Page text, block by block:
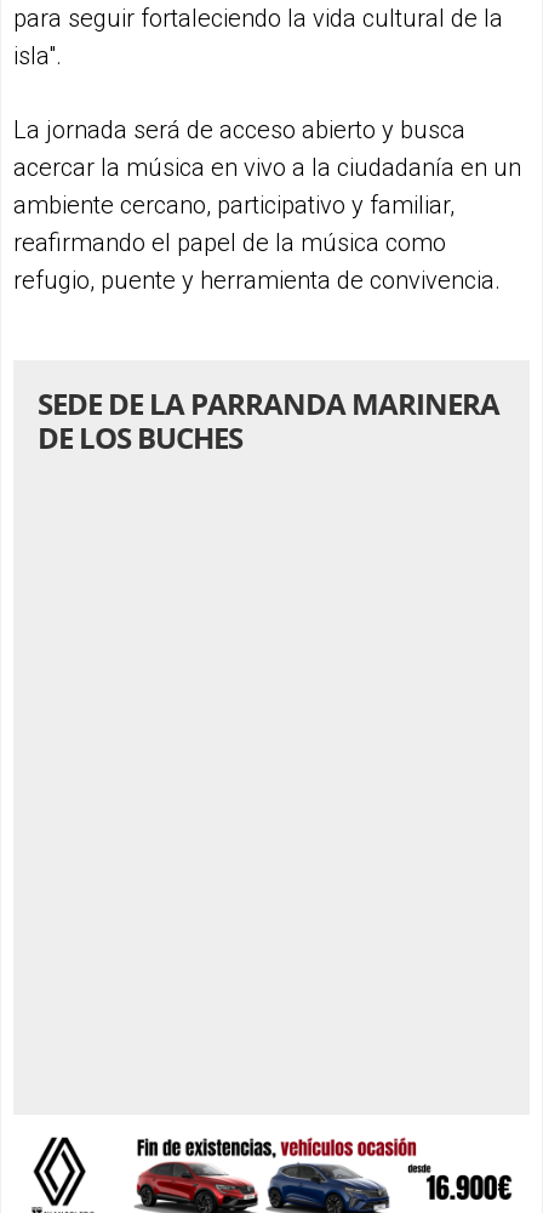
para seguir fortaleciendo la vida cultural de la
isla".
La jornada será de acceso abierto y busca
acercar la música en vivo a la ciudadanía en un
ambiente cercano, participativo y familiar,
reafirmando el papel de la música como
refugio, puente y herramienta de convivencia.
SEDE DE LA PARRANDA MARINERA
DE LOS BUCHES